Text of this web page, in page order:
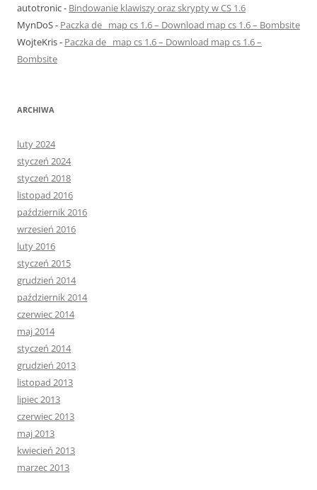
autotronic- Bindowanie klawiszy oraz skrypty w CS 1.6
MynDoS- Paczka de_ map cs 1.6 – Download map cs 1.6 – Bombsite
WojteKris- Paczka de_ map cs 1.6 – Download map cs 1.6 –
Bombsite
ARCHIWA
luty 2024
styczeń 2024
styczeń 2018
listopad 2016
październik 2016
wrzesień 2016
luty 2016
styczeń 2015
grudzień 2014
październik 2014
czerwiec 2014
maj 2014
styczeń 2014
grudzień 2013
listopad 2013
lipiec 2013
czerwiec 2013
maj 2013
kwiecień 2013
marzec 2013